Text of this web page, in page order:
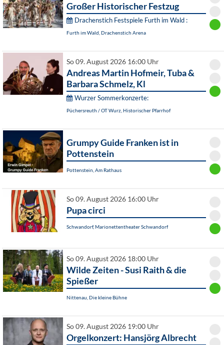
Großer Historischer Festzug
Drachenstich Festspiele Furth im Wald :
Furth im Wald, Drachenstich Arena
So 09. August 2026 16:00 Uhr
Andreas Martin Hofmeir, Tuba &
Barbara Schmelz, Kl
Wurzer Sommerkonzerte:
Püchersreuth / OT Wurz, Historischer Pfarrhof
Grumpy Guide Franken ist in
Pottenstein
Pottenstein, Am Rathaus
So 09. August 2026 16:00 Uhr
Pupa circi
Schwandorf, Marionettentheater Schwandorf
So 09. August 2026 18:00 Uhr
Wilde Zeiten - Susi Raith & die
Spießer
Nittenau, Die kleine Bühne
So 09. August 2026 19:00 Uhr
Orgelkonzert: Hansjörg Albrecht